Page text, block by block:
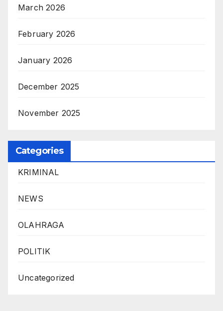
March 2026
February 2026
January 2026
December 2025
November 2025
Categories
KRIMINAL
NEWS
OLAHRAGA
POLITIK
Uncategorized